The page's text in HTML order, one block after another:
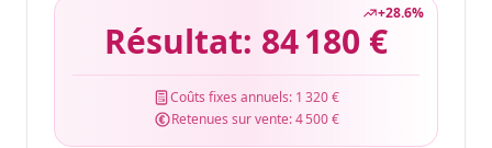
+28.6%
Résultat: 84 180 €
Coûts fixes annuels: 1 320 €
Retenues sur vente:4 500 €